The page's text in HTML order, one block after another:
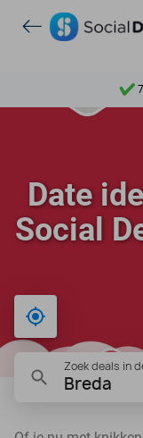
Date
Social
Zoek deals in
Breda